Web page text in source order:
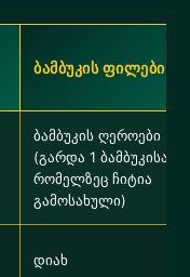
ბამბუკის ფილები
ბამბუკის ღეროები
(გარდა 1 ბამბუკისა,
რომელზეც ჩიტია
გამოსახული)
დიახ